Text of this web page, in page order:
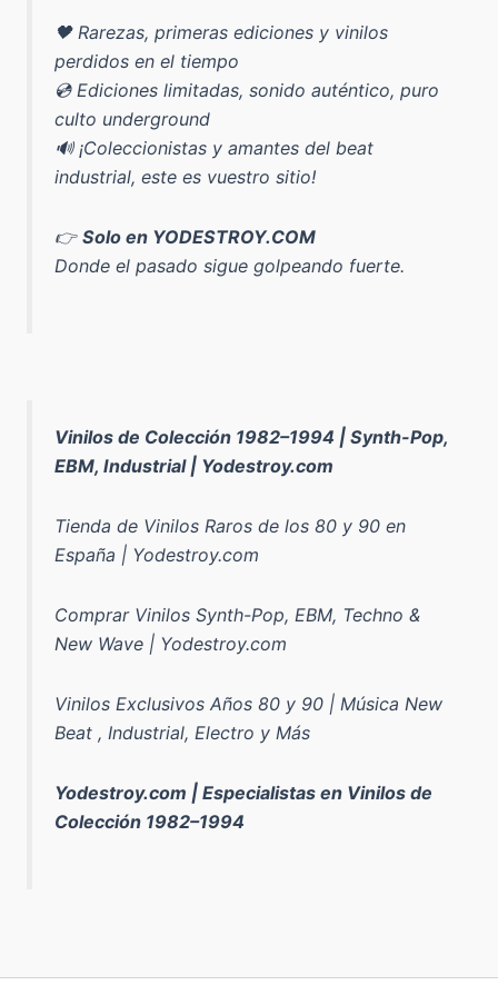
🖤 Rarezas, primeras ediciones y vinilos
perdidos en el tiempo
💿 Ediciones limitadas, sonido auténtico, puro
culto underground
🔊 ¡Coleccionistas y amantes del beat
industrial, este es vuestro sitio!
👉Solo en YODESTROY.COM
Donde el pasado sigue golpeando fuerte.
Vinilos de Colección 1982–1994 | Synth-Pop,
EBM, Industrial | Yodestroy.com
Tienda de Vinilos Raros de los 80 y 90 en
España | Yodestroy.com
Comprar Vinilos Synth-Pop, EBM, Techno &
New Wave | Yodestroy.com
Vinilos Exclusivos Años 80 y 90 | Música New
Beat , Industrial, Electro y Más
Yodestroy.com | Especialistas en Vinilos de
Colección 1982–1994